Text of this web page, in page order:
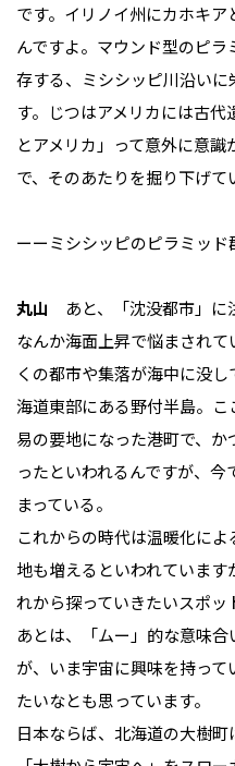
です。イリノイ州にカホキ
んですよ。マウンド型のピ
存する、ミシシッピ川沿い
す。じつはアメリカには古
とアメリカ」って意外に意
で、そのあたりを掘り下げて
ーーミシシッピのピラミッド
丸山 あと、「沈没都市」に
なんか海面上昇で悩まされ
くの都市や集落が海中に没
海道東部にある野付半島。
易の要地になった港町で、
ったといわれるんですが、
まっている。
これからの時代は温暖化に
地も増えるといわれていま
れから探っていきたいスポッ
あとは、「ムー」的な意味
が、いま宇宙に興味を持っ
たいなとも思っています。
日本ならば、北海道の大樹町